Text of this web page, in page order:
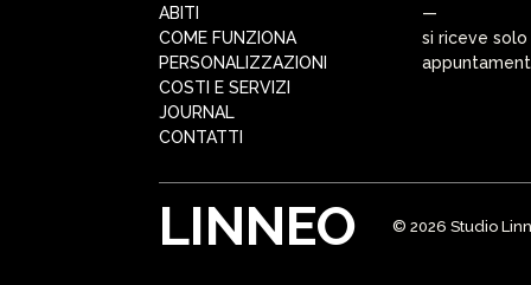
ABITI
COME FUNZIONA
PERSONALIZZAZIONI
COSTI E SERVIZI
JOURNAL
CONTATTI
—
si riceve solo
LINNEO © 2026 Studio